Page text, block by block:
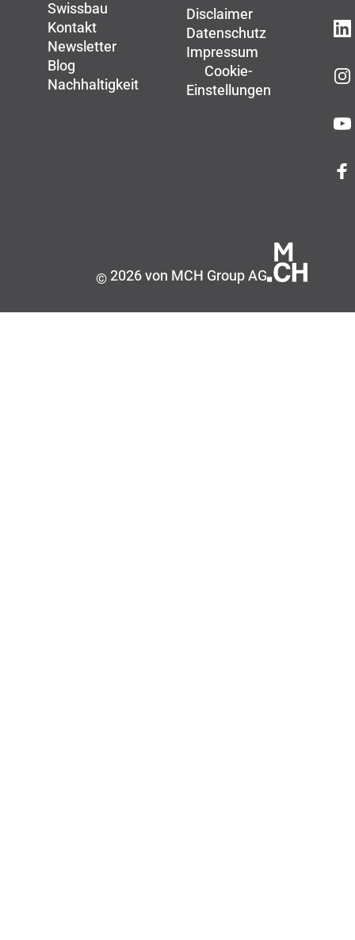
Swissbau
Kontakt
Newsletter
Blog
Nachhaltigkeit
Disclaimer
Datenschutz
Impressum
Cookie-
Einstellungen
©2026 von MCH Group AG